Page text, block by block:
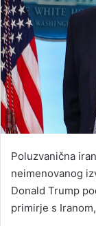
Poluzvanična
neimenovanog
Donald Trump
primirje s